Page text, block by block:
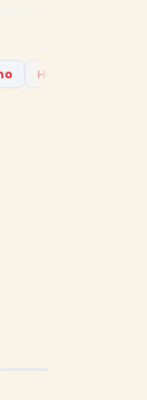
Herramientas